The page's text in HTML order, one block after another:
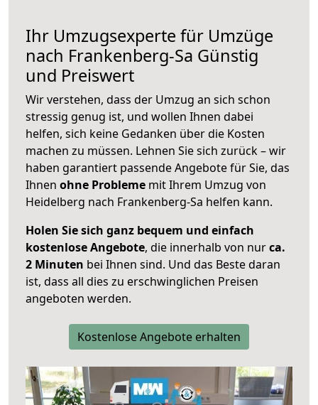
Ihr Umzugsexperte für Umzüge
nach Frankenberg-Sa Günstig
und Preiswert
Wir verstehen, dass der Umzug an sich schon
stressig genug ist, und wollen Ihnen dabei
helfen, sich keine Gedanken über die Kosten
machen zu müssen. Lehnen Sie sich zurück – wir
haben garantiert passende Angebote für Sie, das
Ihnen ohne Probleme mit Ihrem Umzug von
Heidelberg nach Frankenberg-Sa helfen kann.
Holen Sie sich ganz bequem und einfach
kostenlose Angebote, die innerhalb von nurca.
2 Minuten bei Ihnen sind. Und das Beste daran
ist, dass all dies zu erschwinglichen Preisen
angeboten werden.
Kostenlose Angebote erhalten